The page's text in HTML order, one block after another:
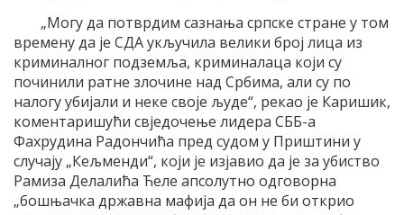
„Могу да потврдим сазнања српске стране у том
времену да је СДА укључила велики број лица из
криминалног подземља, криминалаца који су
починили ратне злочине над Србима, али су по
налогу убијали и неке своје људе“, рекао је Каришик,
коментаришући свједочење лидера СББ-а
Фахрудина Радончића пред судом у Приштини у
случају „Кељменди“, који је изјавио да је за убиство
Рамиза Делалића Ћеле апсолутно одговорна
„бошњачка државна мафија да он не би открио